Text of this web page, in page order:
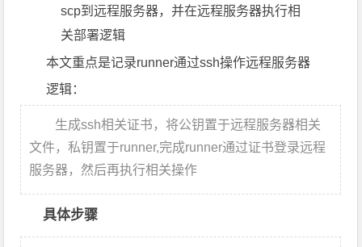
scp到远程服务器，并在远程服务器执行相
关部署逻辑
本文重点是记录runner通过ssh操作远程服务器
逻辑：
生成ssh相关证书，将公钥置于远程服务器相关
文件，私钥置于runner,完成runner通过证书登录远程
服务器，然后再执行相关操作
具体步骤